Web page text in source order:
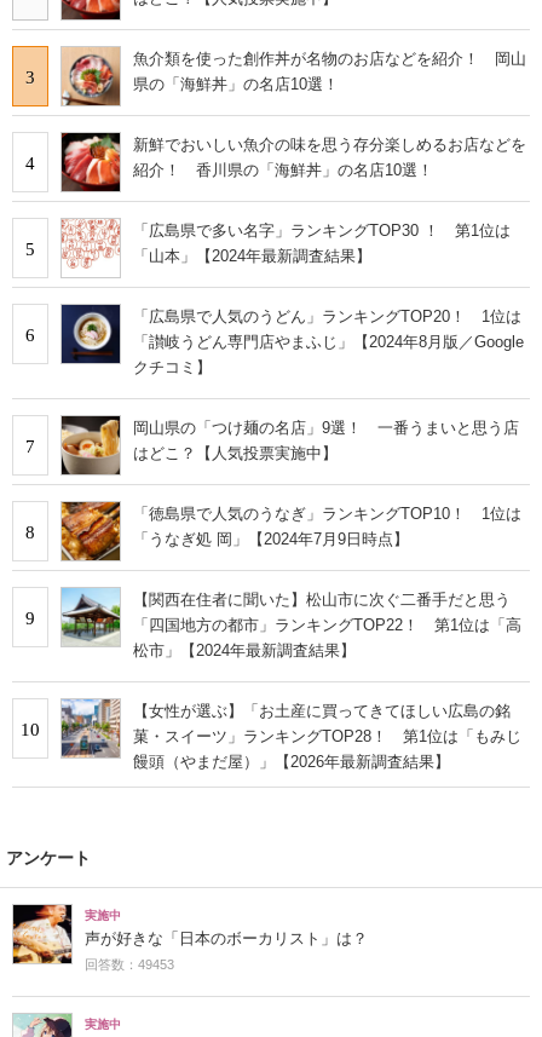
3
魚介類を使った創作丼が名物のお店などを紹介！ 岡山
県の「海鮮丼」の名店10選！
4
新鮮でおいしい魚介の味を思う存分楽しめるお店などを
紹介！ 香川県の「海鮮丼」の名店10選！
5
「広島県で多い名字」ランキングTOP30 ！ 第1位は
「山本」【2024年最新調査結果】
6
「広島県で人気のうどん」ランキングTOP20！ 1位は
「讃岐うどん専門店やまふじ」【2024年8月版／Google
クチコミ】
7
岡山県の「つけ麺の名店」9選！ 一番うまいと思う店
はどこ？【人気投票実施中】
8
「徳島県で人気のうなぎ」ランキングTOP10！ 1位は
「うなぎ処 岡」【2024年7月9日時点】
9
【関西在住者に聞いた】松山市に次ぐ二番手だと思う
「四国地方の都市」ランキングTOP22！ 第1位は「高
松市」【2024年最新調査結果】
10
【女性が選ぶ】「お土産に買ってきてほしい広島の銘
菓・スイーツ」ランキングTOP28！ 第1位は「もみじ
饅頭（やまだ屋）」【2026年最新調査結果】
アンケート
実施中
声が好きな「日本のボーカリスト」は？
回答数：49453
実施中